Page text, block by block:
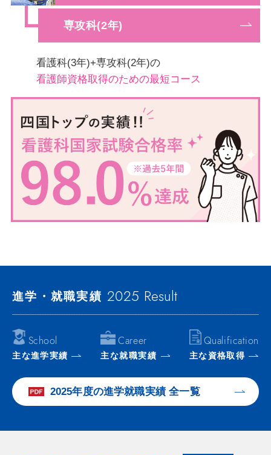
専攻科(2年)
看護科(3年)+専攻科(2年)の
看護師資格取得のための最短コース
進学・就職実績 2025 Result
School
主な進学実績
Career
主な就職実績
Qualification
主な資格取得
2025年度の進学就職実績 全一覧